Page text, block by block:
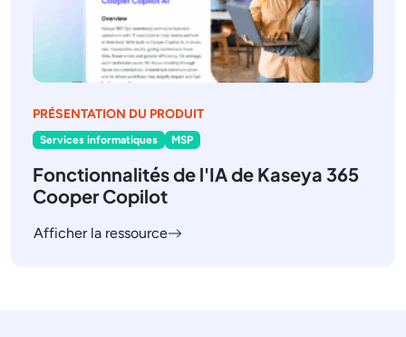
PRÉSENTATION DU PRODUIT
Services informatiques MSP
Fonctionnalités de l'IA de Kaseya 365
Cooper Copilot
Afficher la ressource